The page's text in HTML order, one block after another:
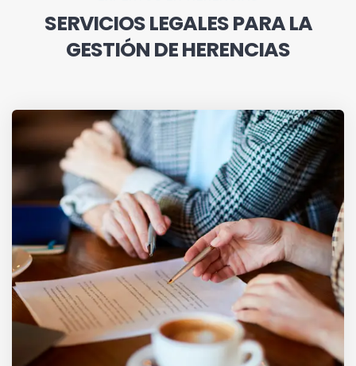
SERVICIOS LEGALES PARA LA
GESTIÓN DE HERENCIAS